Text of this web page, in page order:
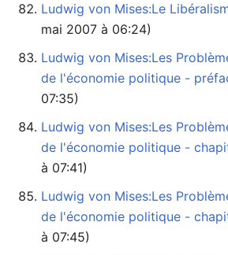
Ludwig von Mises:Le
mai 2007 à 06:24)
Ludwig von Mises:Les
de l'économie politique -
07:35)
Ludwig von Mises:Les
de l'économie politique -
à 07:41)
Ludwig von Mises:Les
de l'économie politique -
à 07:45)